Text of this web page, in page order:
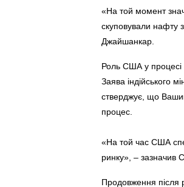
«На той момент
скуповували нафту
Джайшанкар.
Роль США у процесі
Заява індійського
стверджує, що
процес.
«На той час США
ринку», – зазначив
Продовження після